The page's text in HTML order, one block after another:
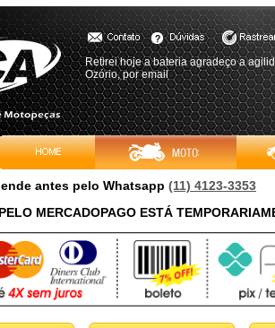
Retirei hoje a bateria agradeço a
Ozório, por email
antes pelo Whatsapp (11) 4123-3353
MERCADOPAGO ESTÁ